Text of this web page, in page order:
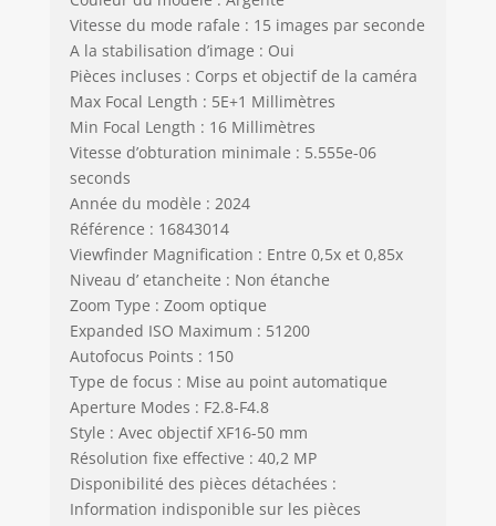
Vitesse du mode rafale : 15 images par seconde
A la stabilisation d’image : Oui
Pièces incluses : Corps et objectif de la caméra
Max Focal Length : 5E+1 Millimètres
Min Focal Length : 16 Millimètres
Vitesse d’obturation minimale : 5.555e-06
seconds
Année du modèle : 2024
Référence : 16843014
Viewfinder Magnification : Entre 0,5x et 0,85x
Niveau d’ etancheite : Non étanche
Zoom Type : Zoom optique
Expanded ISO Maximum : 51200
Autofocus Points : 150
Type de focus : Mise au point automatique
Aperture Modes : F2.8-F4.8
Style : Avec objectif XF16-50 mm
Résolution fixe effective : 40,2 MP
Disponibilité des pièces détachées :
Information indisponible sur les pièces